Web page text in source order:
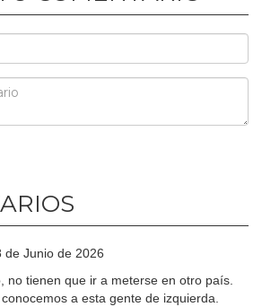
de Junio de 2026
no tienen que ir a meterse en otro país.
a esta gente de izquierda.